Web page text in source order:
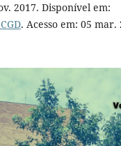
2017. Disponível em:
. Acesso em: 05 mar.